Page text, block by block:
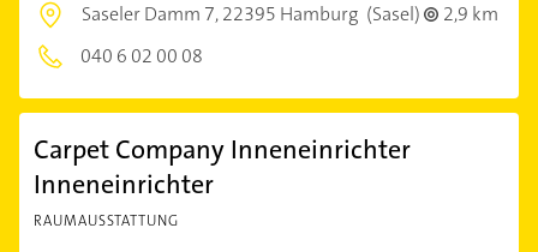
Saseler Damm 7,22395 Hamburg (Sasel)
2,9 km
040 6 02 00 08
Carpet Company Inneneinrichter
Inneneinrichter
RAUMAUSSTATTUNG